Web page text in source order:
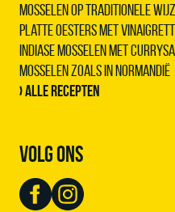
Mosselen op traditionele
Platte oesters met
Indiase mosselen met
Mosselen zoals in Normandië
› Alle recepten
VOLG ONS